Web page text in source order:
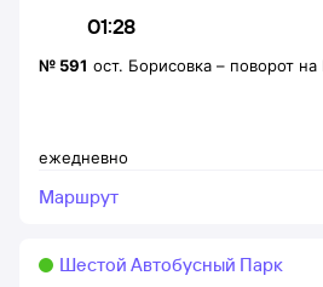
01:28
ежедневно
№ 591 ост. Борисовка – поворот
Маршрут
Шестой Автобусный Парк